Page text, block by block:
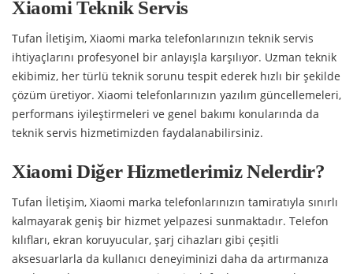
Xiaomi Teknik Servis
Tufan İletişim, Xiaomi marka telefonlarınızın teknik servis
ihtiyaçlarını profesyonel bir anlayışla karşılıyor. Uzman teknik
ekibimiz, her türlü teknik sorunu tespit ederek hızlı bir şekilde
çözüm üretiyor. Xiaomi telefonlarınızın yazılım güncellemeleri,
performans iyileştirmeleri ve genel bakımı konularında da
teknik servis hizmetimizden faydalanabilirsiniz.
Xiaomi Diğer Hizmetlerimiz Nelerdir?
Tufan İletişim, Xiaomi marka telefonlarınızın tamiratıyla sınırlı
kalmayarak geniş bir hizmet yelpazesi sunmaktadır. Telefon
kılıfları, ekran koruyucular, şarj cihazları gibi çeşitli
aksesuarlarla da kullanıcı deneyiminizi daha da artırmanıza